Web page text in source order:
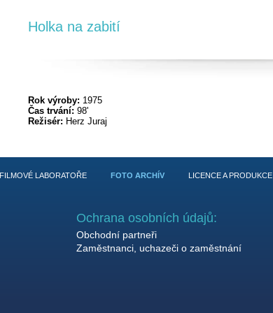
Holka na zabití
Rok výroby: 1975
Čas trvání: 98'
Režisér: Herz Juraj
FILMOVÉ LABORATOŘE FOTO ARCHÍV LICENCE A PRODUKCE
Ochrana osobních údajů:
Obchodní partneři
Zaměstnanci, uchazeči o zaměstnání